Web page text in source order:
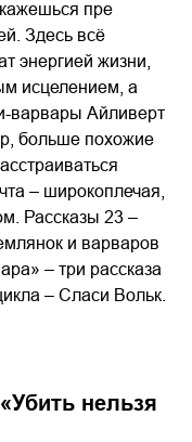
пре
Здесь всё
энергией жизни,
исцелением, а
варвары Айливерт
больше похожие
– широкоплечая,
Рассказы 23 –
и варваров
– три рассказа
– Сласи Вольк.
Убить нельзя